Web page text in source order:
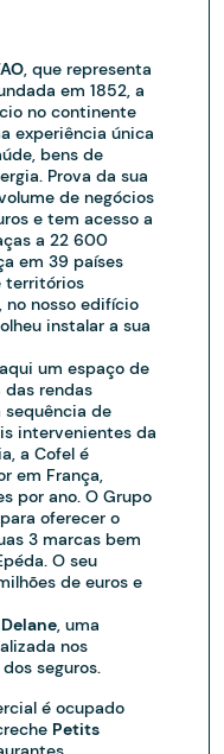
, que representa
em 1852, a
no continente
experiência única
bens de
Prova da sua
de negócios
e tem acesso a
a 22 600
em 39 países
territórios
no nosso edifício
instalar a sua
um espaço de
das rendas
sequência de
intervenientes da
a Cofel é
em França,
por ano. O Grupo
oferecer o
3 marcas bem
O seu
de euros e
Delane, uma
nos
seguros.
é ocupado
Petits